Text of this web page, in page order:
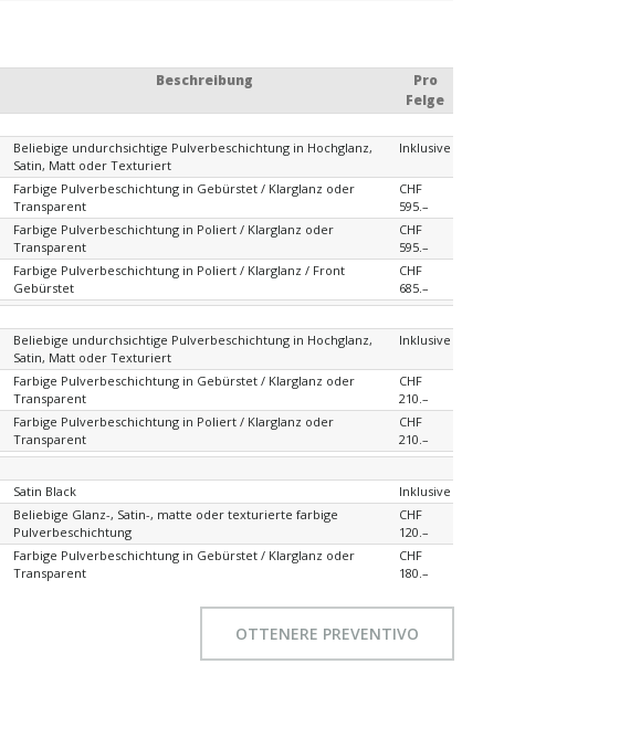
Beschreibung
Pro
Felge
Beliebige undurchsichtige Pulverbeschichtung in Hochglanz,
Satin, Matt oder Texturiert
Inklusive
Farbige Pulverbeschichtung in Gebürstet / Klarglanz oder
Transparent
CHF
595.–
Farbige Pulverbeschichtung in Poliert / Klarglanz oder
Transparent
CHF
595.–
Farbige Pulverbeschichtung in Poliert / Klarglanz / Front
Gebürstet
CHF
685.–
Beliebige undurchsichtige Pulverbeschichtung in Hochglanz,
Satin, Matt oder Texturiert
Inklusive
Farbige Pulverbeschichtung in Gebürstet / Klarglanz oder
Transparent
CHF
210.–
Farbige Pulverbeschichtung in Poliert / Klarglanz oder
Transparent
CHF
210.–
Satin Black
Inklusive
Beliebige Glanz-, Satin-, matte oder texturierte farbige
Pulverbeschichtung
CHF
120.–
Farbige Pulverbeschichtung in Gebürstet / Klarglanz oder
Transparent
CHF
180.–
OTTENERE PREVENTIVO